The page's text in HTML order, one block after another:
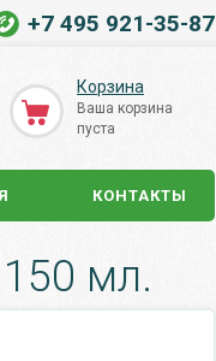
+7 495 921-35-87
Корзина
Ваша корзина
пуста
КОНТАКТЫ
мл.